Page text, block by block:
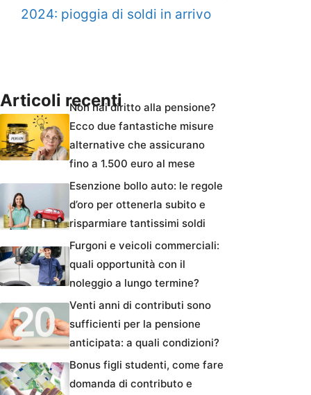
2024: pioggia di soldi in arrivo
Articoli recentiNon hai diritto alla pensione?
Ecco due fantastiche misure
alternative che assicurano
fino a 1.500 euro al mese
Esenzione bollo auto: le regole
d’oro per ottenerla subito e
risparmiare tantissimi soldi
Furgoni e veicoli commerciali:
quali opportunità con il
noleggio a lungo termine?
Venti anni di contributi sono
sufficienti per la pensione
anticipata: a quali condizioni?
Bonus figli studenti, come fare
domanda di contributo e